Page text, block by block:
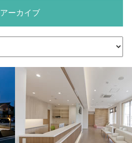
アーカイブ